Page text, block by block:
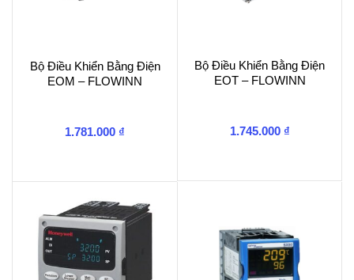
Bộ Điều Khiển Bằng Điện
EOM – FLOWINN
1.781.000 ₫
Bộ Điều Khiển Bằng Điện
EOT – FLOWINN
1.745.000 ₫